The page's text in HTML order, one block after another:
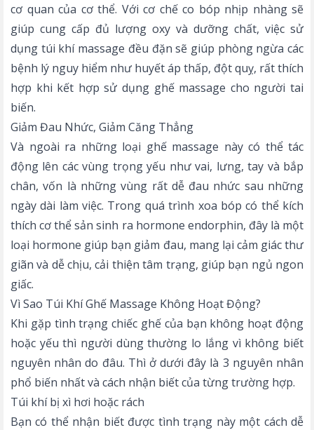
cơ quan của cơ thể. Với cơ chế co bóp nhịp nhàng sẽ
giúp cung cấp đủ lượng oxy và dưỡng chất, việc sử
dụng túi khí massage đều đặn sẽ giúp phòng ngừa các
bệnh lý nguy hiểm như huyết áp thấp, đột quỵ, rất thích
hợp khi kết hợp sử dụng ghế massage cho người tai
biến.
Giảm Đau Nhức, Giảm Căng Thẳng
Và ngoài ra những loại ghế massage này có thể tác
động lên các vùng trọng yếu như vai, lưng, tay và bắp
chân, vốn là những vùng rất dễ đau nhức sau những
ngày dài làm việc. Trong quá trình xoa bóp có thể kích
thích cơ thể sản sinh ra hormone endorphin, đây là một
loại hormone giúp bạn giảm đau, mang lại cảm giác thư
giãn và dễ chịu, cải thiện tâm trạng, giúp bạn ngủ ngon
giấc.
Vì Sao Túi Khí Ghế Massage Không Hoạt Động?
Khi gặp tình trạng chiếc ghế của bạn không hoạt động
hoặc yếu thì người dùng thường lo lắng vì không biết
nguyên nhân do đâu. Thì ở dưới đây là 3 nguyên nhân
phổ biến nhất và cách nhận biết của từng trường hợp.
Túi khí bị xì hơi hoặc rách
Bạn có thể nhận biết được tình trạng này một cách dễ